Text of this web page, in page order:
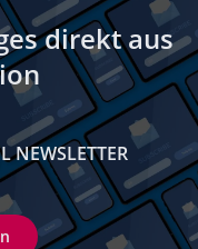
direkt aus
NEWSLETTER